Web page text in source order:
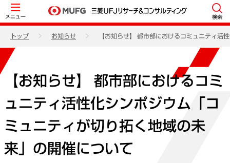
メニュー 検索
トップ お知らせ 【お知らせ】 都市部におけるコミュニティ活
【お知らせ】 都市部におけるコミ
ュニティ活性化シンポジウム「コ
ミュニティが切り拓く地域の未
来」の開催について